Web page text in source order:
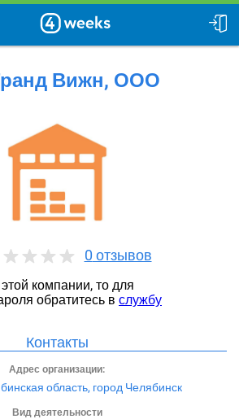
Вижн, ООО
0 отзывов
компании, то для
обратитесь в службу
Контакты
Адрес организации:
область, город Челябинск
Вид деятельности